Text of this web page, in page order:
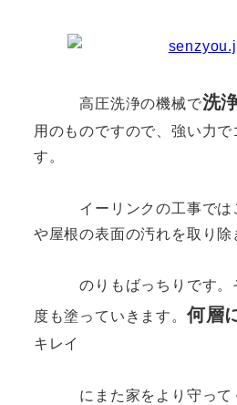
高圧洗浄の機械で洗
用のものですので、強い力で
す。
イーリンクの工事では
や屋根の表面の汚れを取り
のりもばっちりです。
度も塗っていきます。 何層
キレイ
にまた家をより守ってく